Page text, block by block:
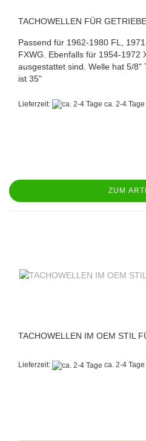
TACHOWELLEN FÜR
Passend für 1962-1980 FL,
FXWG. Ebenfalls für 1954-1972
ausgestattet sind. Welle hat 5/8"
ist 35"
Lieferzeit: ca. 2-4 Tage
ZUM
TACHOWELLEN IM OEM STIL
Lieferzeit: ca. 2-4 Tage